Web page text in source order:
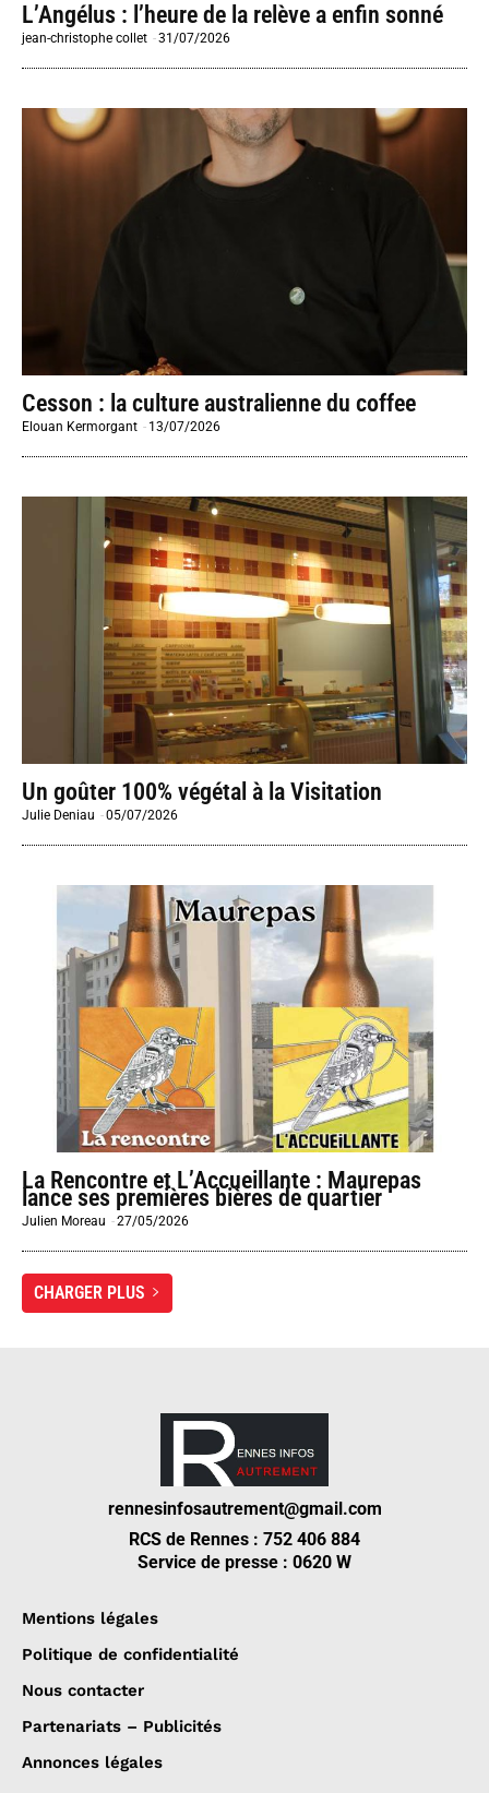
L’Angélus : l’heure de la relève a enfin sonné
jean-christophe collet -31/07/2026
Cesson : la culture australienne du coffee
Elouan Kermorgant - 13/07/2026
Un goûter 100% végétal à la Visitation
Julie Deniau -05/07/2026
La Rencontre et L’Accueillante : Maurepas
lance ses premières bières de quartier
Julien Moreau -27/05/2026
CHARGER PLUS
rennesinfosautrement@gmail.com
RCS de Rennes : 752 406 884
Service de presse : 0620 W
Mentions légales
Politique de confidentialité
Nous contacter
Partenariats – Publicités
Annonces légales